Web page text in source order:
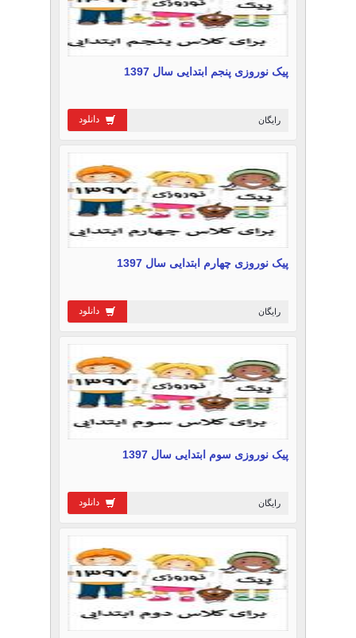
پیک نوروزی پنجم ابتدایی سال 1397
دانلود رایگان
پیک نوروزی چهارم ابتدایی سال 1397
دانلود رایگان
پیک نوروزی سوم ابتدایی سال 1397
دانلود رایگان